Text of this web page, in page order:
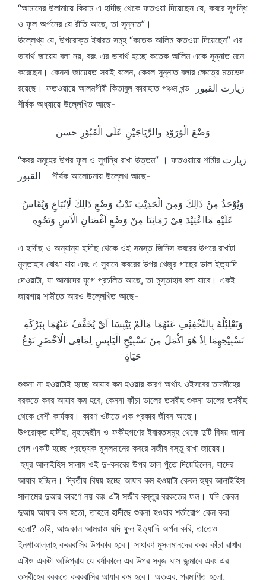
“আমাদের উলামায়ে কিরাম এ হাদীছ থেকে ফতওয়া দিয়েছেন যে, কবরে সুগন্ধি
ও ফুল অর্পনের যে রীতি আছে, তা সুন্নাত”।
উল্লেখ্য যে, উপরোক্ত ইবারত সমূহ “কতেক আলিম ফতওয়া দিয়েছেন” এর
ভাবার্থ জায়েয বলা নয়, বরং এর ভাবার্থ হচ্ছে কতেক আলিম একে সুন্নাত মনে
করেছেন। কেননা জায়েযত সবাই বলেন, কেবল সুন্নাত বলার ক্ষেত্রে মতভেদ
রয়েছে। ফতওয়ায়ে আলমগীরী কিতাবুল কারাহাত পঞ্চম খন্ড زيارت القبور
শীর্ষক অধ্যায়ে উল্লেখিত আছে-
وَضْعَ الْوُرَوْدِ والرِّيَاجَيْنِ عَلَى الْقَبُوْرِ حسن
“কবর সমূহের উপর ফুল ও সুগন্ধি রাখা উত্তম” । ফতওয়ায়ে শামীর زيارت
القبور শীর্ষক আলোচনায় উল্লেখ আছে-
وَيُوْحَذُ مِنْ ذَالِكَ وَمِنَ الْحَدِيْثِ نَدْبُ وَضْعِ ذَالِكَ لْاِتْبَاعِ وَيُقَاسُ
عَلَيْهِ مَااعْتِيْدَ فِىْ زَمَانِنَا مِنْ وَضْعِ اَغْصَانِ الْاَسِ وَنَحْوِهِ
এ হাদীছ ও অন্যান্য হাদীছ থেকে ওই সমস্ত জিনিস কবরের উপরে রাখাটা
মুস্তাহাব বোঝা যায় এবং এ সুবাদে কবরের উপর খেজুর গাছের ডাল ইত্যাদি
দেওয়াটা, যা আমাদের যুগে প্রচলিত আছে, তা মুস্তাহাব বলা যাবে। একই
জায়গায় শামীতে আরও উল্লেখিত আছে-
وَتَعْلِيْلُهُ بِالتَّخْفِيْفِ عَنْهُمَا مَالَمْ يَيْبِسَا اَىْ يُخَفَّفُ عَنْهُمَا بِبَرْكَةِ
تَسْبِيْحِهِمَا اِذْ هُوَ اكْمَلُ مِنْ تَسْبِيْحِ الْيَابِسِ لِمَافِى الْاَخْضَرِ نَوْعُ
حَيَاةٍ
শুকনা না হওয়াটাই হচ্ছে আযাব কম হওয়ার কারণ অর্থাৎ ওইসবের তাসবীহের
বরকতে কবর আযাব কম হবে, কেননা কাঁচা ডালের তসবীহ শুকনা ডালের তসবীহ
থেকে বেশী কার্যকর। কারণ ওটাতে এক প্রকার জীবন আছে।
উপরোক্ত হাদীছ, মুহাদ্দেছীন ও ফকীহগণের ইবারতসমূহ থেকে দুটি বিষয় জানা
গেল একটি হচ্ছে প্রত্যেক মুসলমানের কবরে সজীব বস্তু রাখা জায়েয।
হুযুর আলাইহিস সালাম ওই দু-কবরের উপর ডাল পুঁতে দিয়েছিলেন, যাদের
আযাব হচ্ছিল। দ্বিতীয় বিষয় হচ্ছে আযাব কম হওয়াটা কেবল হুযূর আলাইহিস
সালামের দুআর কারণে নয় বরং এটা সজীব বস্তুর বরকতের ফল। যদি কেবল
দুআয় আযাব কম হতো, তাহলে হাদীছে শুকনা হওয়ার শর্তারোপ কেন করা
হলো? তাই, আজকাল আমরাও যদি ফুল ইত্যাদি অর্পন করি, তাতেও
ইনশাআল্লাহ কবরবাসির উপকার হবে। সাধারণ মুসলমানদের কবর কাঁচা রাখার
এটাও একটা অভিপ্রায় যে বর্ষাকালে এর উপর সবুজ ঘাস জন্মাবে এবং এর
তসবীহের বরকতে কবরবাসির আযাব কম হবে। অতএব, প্রমাণিত হলো,